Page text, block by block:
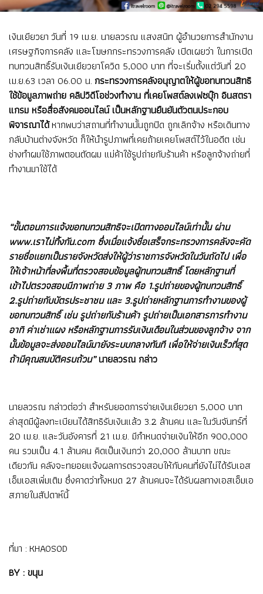
เงินเยียวยา วันที่ 19 เม.ย. นายลวรณ แสงสนิท ผู้อำนวยการสำนักงาน
เศรษฐกิจการคลัง และโฆษกกระทรวงการคลัง เปิดเผยว่า ในการเปิด
ทบทวนสิทธิ์รับเงินเยียวยาโควิด 5,000 บาท ที่จะเริ่มตั้งแต่วันที่ 20
เม.ย.63 เวลา 06.00 น.กระทรวงการคลังอนุญาตให้ผู้ขอทบทวนสิทธิ
ใช้ข้อมูลภาพถ่าย คลิปวิดีโอช่วงทำงาน ที่เคยโพสต์ลงเฟซบุ๊ก อินสตรา
แกรม หรือสื่อสังคมออนไลน์ เป็นหลักฐานยืนยันตัวตนประกอบ
พิจารณาได้หากพบว่าสถานที่ทำงานนั้นถูกปิด ถูกเลิกจ้าง หรือเดินทาง
กลับบ้านต่างจังหวัด ก็ให้นำรูปภาพที่เคยถ้ายเคยโพสต์ไว้ในอดีต เช่น
ช่างทำผมใช้ภาพตอนตัดผม แม่ค้าใช้รูปถ่ายกับร้านค้า หรือลูกจ้างถ่ายที่
ทำงานมาใช้ได้
“ขั้นตอนการแจ้งขอทบทวนสิทธิจะเปิดทางออนไลน์เท่านั้น ผ่าน
www.เราไม่ทิ้งกัน.com ซึ่งเมื่อแจ้งชื่อเสร็จกระทรวงการคลังจะคัด
รายชื่อแยกเป็นรายจังหวัดส่งให้ผู้ว่าราชการจังหวัดในวันถัดไป เพื่อ
ให้เจ้าหน้าที่ลงพื้นที่ตรวจสอบข้อมูลผู้ทบทวนสิทธิ์ โดยหลักฐานที่
เข้าไปตรวจสอบมีภาพถ่าย 3 ภาพ คือ 1.รูปถ่ายของผู้ทบทวนสิทธิ์
2.รูปถ่ายกับบัตรประชาชน และ 3.รูปถ่ายหลักฐานการทำงานของผู้
ขอทบทวนสิทธิ์ เช่น รูปถ่ายกับร้านค้า รูปถ่ายเป็นเอกสารการทำงาน
อาทิ ค่าเช่าแผง หรือหลักฐานการรับเงินเดือนในส่วนของลูกจ้าง จาก
นั้นข้อมูลจะส่งออนไลน์มายังระบบกลางทันที เพื่อให้จ่ายเงินเร็วที่สุด
ถ้ามีคุณสมบัติครบถ้วน”นายลวรณ กล่าว
นายลวรณ กล่าวต่อว่า สำหรับยอดการจ่ายเงินเยียวยา 5,000 บาท
ล่าสุดมีผู้ลงทะเบียนได้สิทธิรับเงินแล้ว 3.2 ล้านคน และในวันจันทร์ที่
20 เม.ย. และวันอังคารที่ 21 เม.ย. มีกำหนดจ่ายเงินให้อีก 900,000
คน รวมเป็น 4.1 ล้านคน คิดเป็นเงินกว่า 20,000 ล้านบาท ขณะ
เดียวกัน คลังจะทยอยแจ้งผลการตรวจสอบให้กับคนที่ยังไม่ได้รับเอส
เอ็มเอสเพิ่มเติม ซึ่งคาดว่าทั้งหมด 27 ล้านคนจะได้รับผลทางเอสเอ็มเอ
สภายในสัปดาห์นี้
ที่มา :KHAOSOD
BY : ขนุน